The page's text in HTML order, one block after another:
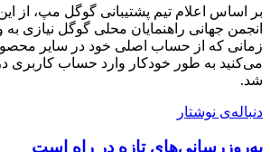
بر اساس اعلام تیم پشتیبانی گوگل مپ، از
انجمن جهانی راهنمایان محلی گوگل نیازی
زمانی که از حساب اصلی خود در سایر
می‌کنید به طور خودکار وارد حساب کاربری
شد.
دنباله‌ی نوشتار
به‌روزرسانی‌های تازه در راه است